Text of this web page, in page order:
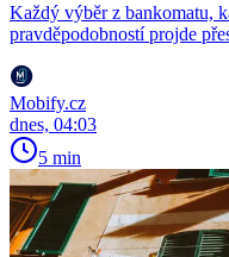
Každý výběr z bankomatu,
pravděpodobností projde
Mobify.cz
dnes, 04:03
5 min